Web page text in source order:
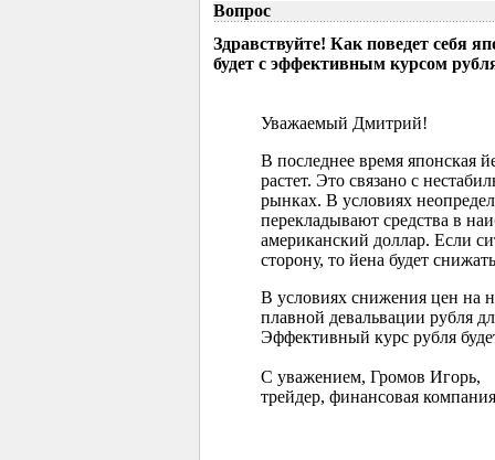
Вопрос
Здравствуйте! Как поведет себя
будет с эффективным курсом
Уважаемый Дмитрий!
В последнее время
растет. Это связано с
рынках. В условиях
перекладывают средства в
американский доллар. Если
сторону, то йена будет
В условиях снижения цен на
плавной девальвации рубля
Эффективный курс рубля
С уважением, Громов Игорь,
трейдер, финансовая